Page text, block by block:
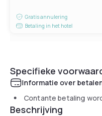
Gratis annulering
Betaling in het hotel
Specifieke
Informatie over
Contante betaling
Beschrijving